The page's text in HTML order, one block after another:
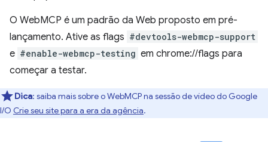
O WebMCP é um padrão da Web proposto em pré-
lançamento. Ative as flags #devtools-webmcp-support
e #enable-webmcp-testing em chrome://flags para
começar a testar.
Dica: saiba mais sobre o WebMCP na sessão de vídeo do Google
I/O Crie seu site para a era da agência.